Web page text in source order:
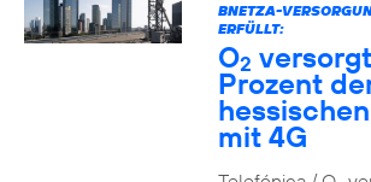
BNETZA-
ERFÜLLT:
O2
Prozent
mit 4G